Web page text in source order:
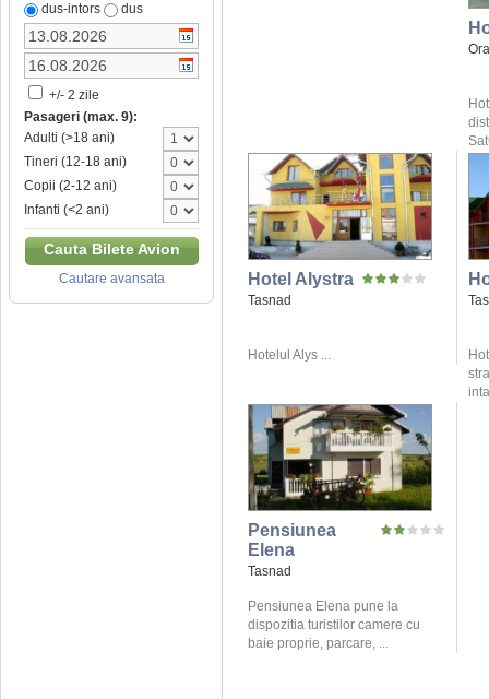
dus-intors dus
+/- 2 zile
Pasageri (max. 9):
Adulti (>18 ani)
Tineri (12-18 ani)
Copii (2-12 ani)
Infanti (<2 ani)
Cauta Bilete Avion
Cautare avansata Hotel Alystra
Tasnad
Hotelul Alys ...
Pensiunea
Elena
Tasnad
Pensiunea Elena pune la
dispozitia turistilor camere cu
baie proprie, parcare, ...